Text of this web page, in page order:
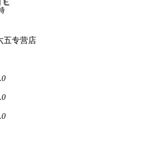
五专营店